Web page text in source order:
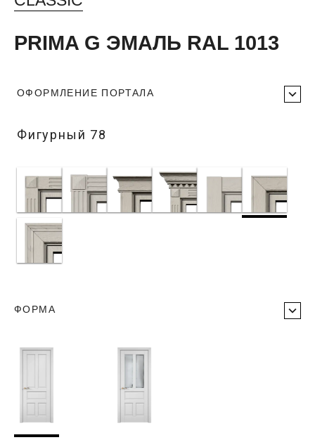
PRIMA G ЭМАЛЬ RAL 1013
ОФОРМЛЕНИЕ ПОРТАЛА
Фигурный 78
ФОРМА